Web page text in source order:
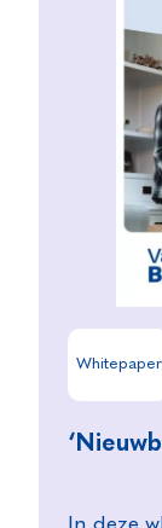
Whitepaper